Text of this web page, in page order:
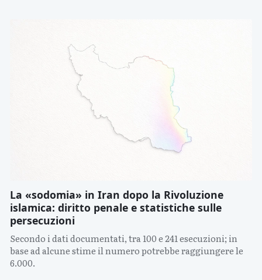
La «sodomia» in Iran dopo la Rivoluzione
islamica: diritto penale e statistiche sulle
persecuzioni
Secondo i dati documentati, tra 100 e 241 esecuzioni; in
base ad alcune stime il numero potrebbe raggiungere le
6.000.